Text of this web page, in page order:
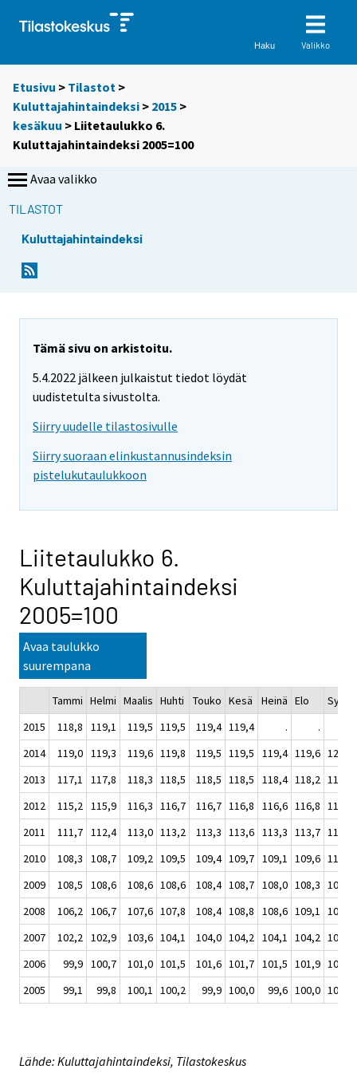
Haku Valikko
Etusivu > Tilastot >
Kuluttajahintaindeksi > 2015 >
kesäkuu > Liitetaulukko 6.
Kuluttajahintaindeksi 2005=100
Avaa valikko
TILASTOT
Kuluttajahintaindeksi
Tämä sivu on arkistoitu.
5.4.2022 jälkeen julkaistut tiedot löydät
uudistetulta sivustolta.
Siirry uudelle tilastosivulle
Siirry suoraan elinkustannusindeksin
pistelukutaulukkoon
Liitetaulukko 6.
Kuluttajahintaindeksi
2005=100
Avaa taulukko
suurempana
Tammi Helmi Maalis Huhti Touko Kesä Heinä Elo
Syys
2015
118,8 119,1 119,5 119,5 119,4 119,4 . .
2014
119,0 119,3 119,6 119,8 119,5 119,5 119,4 119,6 120,2
2013
117,1 117,8 118,3 118,5 118,5 118,5 118,4 118,2 118,7
2012
115,2 115,9 116,3 116,7 116,7 116,8 116,6 116,8 117,3
2011
111,7 112,4 113,0 113,2 113,3 113,6 113,3 113,7 114,2
2010
108,3 108,7 109,2 109,5 109,4 109,7 109,1 109,6 110,0
2009
108,5 108,6 108,6 108,6 108,4 108,7 108,0 108,3 108,5
2008
106,2 106,7 107,6 107,8 108,4 108,8 108,6 109,1 109,6
2007
102,2 102,9 103,6 104,1 104,0 104,2 104,1 104,2 104,7
2006
99,9 100,7 101,0 101,5 101,6 101,7 101,5 101,9 102,0
2005
99,1 99,8 100,1 100,2 99,9 100,0 99,6 100,0 100,5
Lähde: Kuluttajahintaindeksi, Tilastokeskus